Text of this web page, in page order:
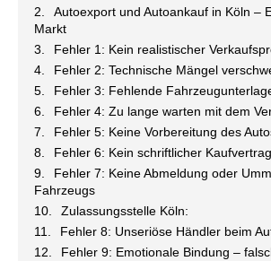
Autoexport und Autoankauf in Köln –
Markt
Fehler 1: Kein realistischer
Fehler 2: Technische Mängel
Fehler 3: Fehlende
Fehler 4: Zu lange warten mit dem
Fehler 5: Keine Vorbereitung des
Fehler 6: Kein schriftlicher Kaufvertrag
Fehler 7: Keine Abmeldung oder
Fahrzeugs
Zulassungsstelle Köln:
Fehler 8: Unseriöse Händler beim
Fehler 9: Emotionale Bindung –